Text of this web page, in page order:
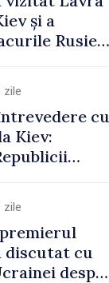
și a
Rusiei
zile
cu
Kiev:
zile
discutat cu
despre